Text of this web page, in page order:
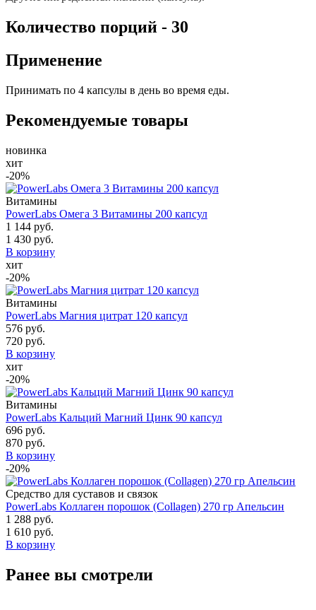
Количество порций - 30
Применение
Принимать по 4 капсулы в день во время еды.
Рекомендуемые товары
новинка
хит
-20%
Витамины
PowerLabs Омега 3 Витамины 200 капсул
1 144 руб.
1 430 руб.
В корзину
хит
-20%
Витамины
PowerLabs Магния цитрат 120 капсул
576 руб.
720 руб.
В корзину
хит
-20%
Витамины
PowerLabs Кальций Магний Цинк 90 капсул
696 руб.
870 руб.
В корзину
-20%
Средство для суставов и связок
PowerLabs Коллаген порошок (Collagen) 270 гр Апельсин
1 288 руб.
1 610 руб.
В корзину
Ранее вы смотрели